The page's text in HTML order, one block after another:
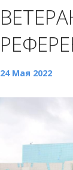
24 Мая 2022